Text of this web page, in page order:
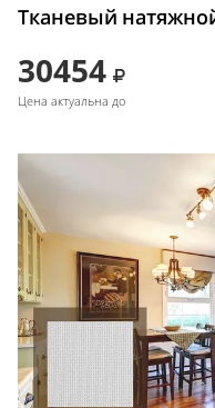
Тканевый
30454
Цена актуальна до